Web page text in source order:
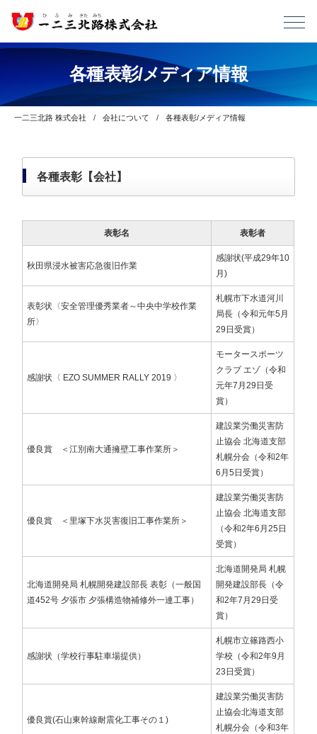
各種表彰/メディア情報
一二三北路 株式会社 会社について 各種表彰/メディア情報
各種表彰【会社】
表彰名 表彰者
秋田県浸水被害応急復旧作業
感謝状(平成29年10
月)
表彰状〈安全管理優秀業者～中央中学校作業
所〉
札幌市下水道河川
局長（令和元年5月
29日受賞）
感謝状〈 EZO SUMMER RALLY 2019 〉
モータースポーツ
クラブ エゾ（令和
元年7月29日受
賞）
優良賞 ＜江別南大通擁壁工事作業所＞
建設業労働災害防
止協会 北海道支部
札幌分会（令和2年
6月5日受賞）
優良賞 ＜里塚下水災害復旧工事作業所＞
建設業労働災害防
止協会 北海道支部
（令和2年6月25日
受賞）
北海道開発局 札幌開発建設部長 表彰（一般国
道452号 夕張市 夕張構造物補修外一連工事）
北海道開発局 札幌
開発建設部長（令
和2年7月29日受
賞）
感謝状（学校行事駐車場提供）
札幌市立篠路西小
学校（令和2年9月
23日受賞）
優良賞(石山東幹線耐震化工事その１)
建設業労働災害防
止協会北海道支部
札幌分会（令和3年